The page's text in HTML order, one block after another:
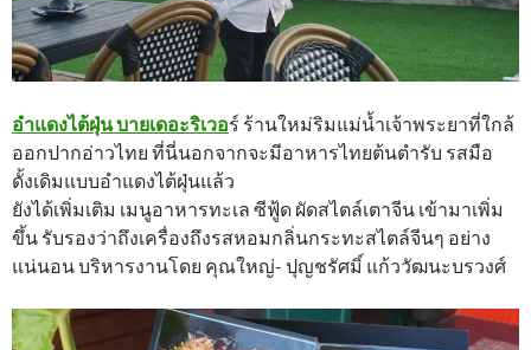
อำแดงไต้ฝุ่น บายเดอะริเวอร์ ร้านใหม่ริมแม่น้ำเจ้าพระยาที่ใกล้
ออกปากอ่าวไทย ที่นี่นอกจากจะมีอาหารไทยต้นตำรับ รสมือ
ดั้งเดิมแบบอำแดงไต้ฝุ่นแล้ว
ยังได้เพิ่มเติม เมนูอาหารทะเล ซีฟู้ด ผัดสไตล์เตาจีน เข้ามาเพิ่ม
ขึ้น รับรองว่าถึงเครื่องถึงรสหอมกลิ่นกระทะสไตล์จีนๆ อย่าง
แน่นอน บริหารงานโดย คุณใหญ่- ปุญชรัศมิ์ แก้ววัฒนะบรวงศ์